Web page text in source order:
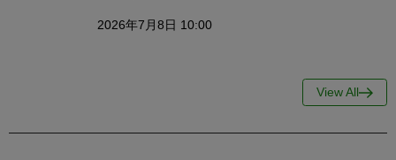
2026年7月8日 10:00
View All